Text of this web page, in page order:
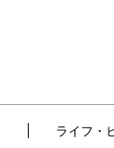
ライフ・